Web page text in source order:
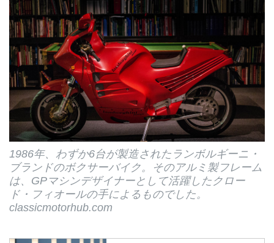
1986年、わずか6台が製造されたランボルギーニ・
ブランドのボクサーバイク。そのアルミ製フレーム
は、GPマシンデザイナーとして活躍したクロー
ド・フィオールの手によるものでした。
classicmotorhub.com